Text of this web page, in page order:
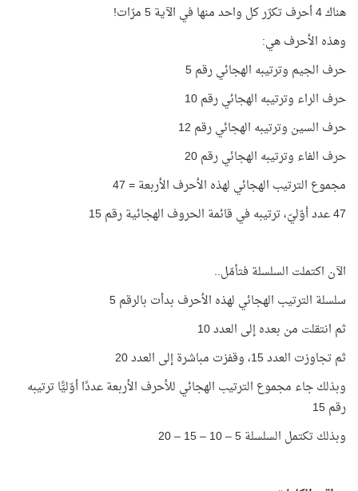
هناك 4 أحرف تكرّر كل واحد منها في الآية 5 مرّات!
وهذه الأحرف هي:
حرف الجيم وترتيبه الهجائي رقم 5
حرف الراء وترتيبه الهجائي رقم 10
حرف السين وترتيبه الهجائي رقم 12
حرف الفاء وترتيبه الهجائي رقم 20
مجموع الترتيب الهجائي لهذه الأحرف الأربعة = 47
47 عدد أوّليّ، ترتيبه في قائمة الحروف الهجائية رقم 15
الآن اكتملت السلسلة فتأمّل..
سلسلة الترتيب الهجائي لهذه الأحرف بدأت بالرقم 5
ثم انتقلت من بعده إلى العدد 10
ثم تجاوزت العدد 15، وقفزت مباشرة إلى العدد 20
وبذلك جاء مجموع الترتيب الهجائي للأحرف الأربعة عددًا أوّليًّا ترتيبه
رقم 15
وبذلك تكتمل السلسلة 5 – 10 – 15 – 20